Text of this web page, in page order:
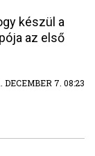
készül a
az első
DECEMBER 7. 08:23